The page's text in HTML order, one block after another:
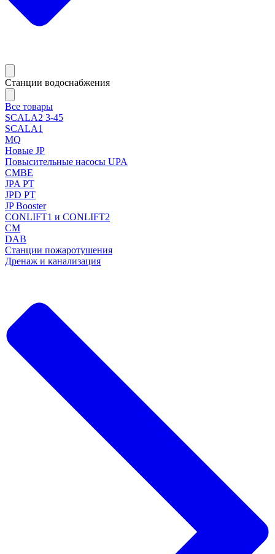
Станции водоснабжения
Все товары
SCALA2 3-45
SCALA1
MQ
Новые JP
Повысительные насосы UPA
CMBE
JPA PT
JPD PT
JP Booster
CONLIFT1 и CONLIFT2
CM
DAB
Станции пожаротушения
Дренаж и канализация